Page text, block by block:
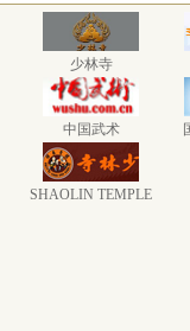
少林寺
中国武术
SHAOLIN TEMPLE